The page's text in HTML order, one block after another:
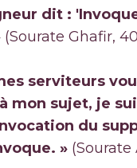
dit :
(Sourate Ghafir,
serviteurs
mon sujet, je
du
» (Sourate